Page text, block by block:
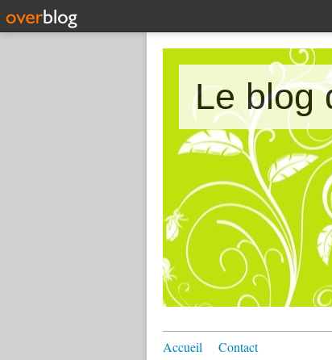
Le blog
Accueil Contact